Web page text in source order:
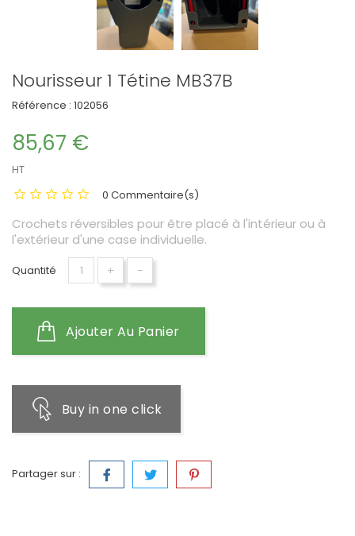
Nourisseur 1 Tétine MB37B
Référence : 102056
85,67 €
HT
0 Commentaire(s)
Crochets réversibles pour être placé à l'intérieur ou à
l'extérieur d'une case individuelle.
Quantité + -
Ajouter Au Panier
Buy in one click
Partager sur :